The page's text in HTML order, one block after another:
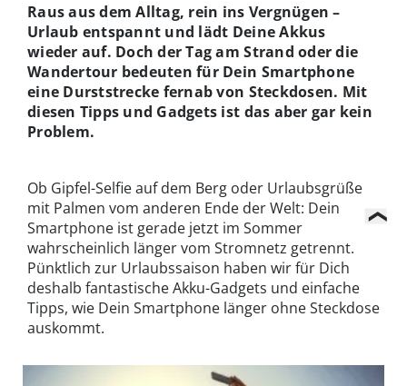
Raus aus dem Alltag, rein ins Vergnügen –
Urlaub entspannt und lädt Deine Akkus
wieder auf. Doch der Tag am Strand oder die
Wandertour bedeuten für Dein Smartphone
eine Durststrecke fernab von Steckdosen. Mit
diesen Tipps und Gadgets ist das aber gar kein
Problem.
Ob Gipfel-Selfie auf dem Berg oder Urlaubsgrüße
mit Palmen vom anderen Ende der Welt: Dein
Smartphone ist gerade jetzt im Sommer
wahrscheinlich länger vom Stromnetz getrennt.
Pünktlich zur Urlaubssaison haben wir für Dich
deshalb fantastische Akku-Gadgets und einfache
Tipps, wie Dein Smartphone länger ohne Steckdose
auskommt.